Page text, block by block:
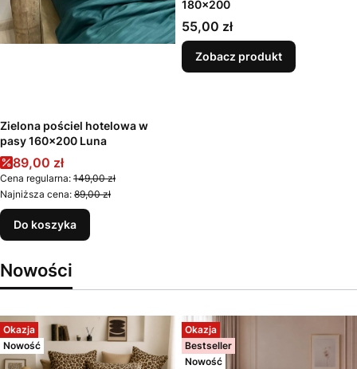
Zielona pościel hotelowa w
pasy 160x200 Luna
Cena promocyjna
89,00 zł
Cena regularna: 149,00 zł
Najniższa cena: 89,00 zł
Do koszyka
180x200
Cena
55,00 zł
Zobacz produkt
Nowości
Okazja
Nowość
Okazja
Bestseller
Nowość